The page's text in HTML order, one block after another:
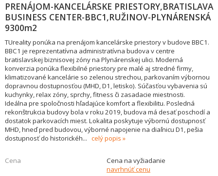
PRENÁJOM-KANCELÁRSKE PRIESTORY,BRATISLAVA
BUSINESS CENTER-BBC1,RUŽINOV-PLYNÁRENSKÁ
9300m2
TUreality ponúka na prenájom kancelárske priestory v budove BBC1.
BBC1 je reprezentatívna administratívna budova v centre
bratislavskej biznisovej zóny na Plynárenskej ulici. Moderná
konverzia ponúka flexibilné priestory pre malé aj stredné firmy,
klimatizované kancelárie so zelenou strechou, parkovaním výbornou
dopravnou dostupnosťou (MHD, D1, letisko). Súčasťou vybavenia sú
kuchynky, relax zóny, sprchy, fitness či zasadacie miestnosti.
Ideálna pre spoločnosti hľadajúce komfort a flexibilitu. Posledná
rekonštrukcia budovy bola v roku 2019, budova má desať poschodí a
dostatok parkovacích miest. Lokalita poskytuje výbornú dostupnosť
MHD, hneď pred budovou, výborné napojenie na diaľnicu D1, pešia
dostupnosť do historickéh... celý popis
Cena
Cena na vyžiadanie
navrhnúť cenu